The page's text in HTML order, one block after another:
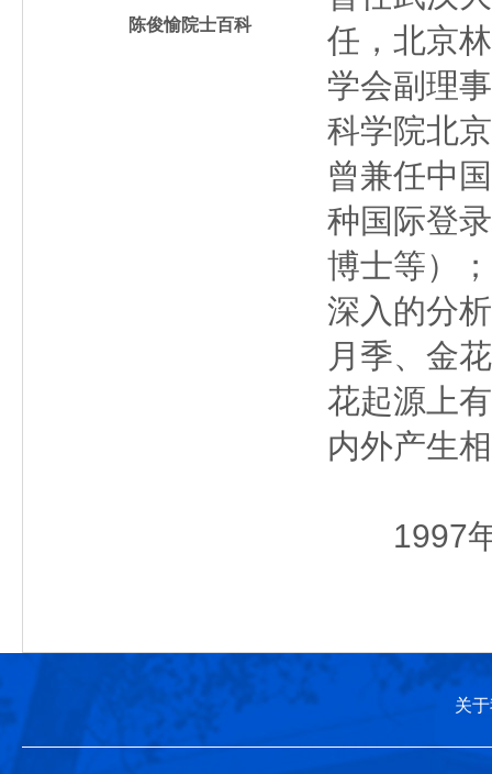
陈俊愉院士百科
任，北京
学会副理
科学院北
曾兼任中
种国际登
博士等）
深入的分
月季、金
花起源上
内外产生
1997年
关